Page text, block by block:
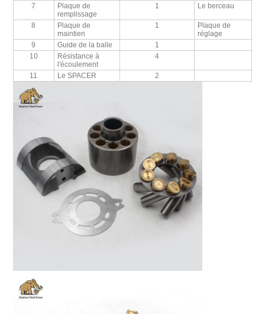
7
Plaque de
remplissage
1 Le berceau
8
Plaque de
maintien
1
Plaque de
réglage
9
Guide de la balle
1
10
Résistance à
l'écoulement
4
11 Le SPACER 2